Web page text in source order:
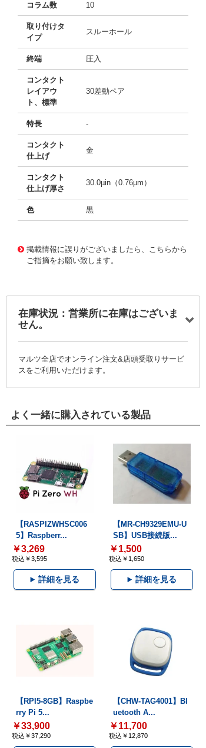
コラム数 10
取り付けタ
イプ
スルーホール
終端 圧入
コンタクト
レイアウ
ト、標準
30差動ペア
特長 -
コンタクト
仕上げ
金
コンタクト
仕上げ厚さ
30.0µin（0.76µm）
色 黒
掲載情報に誤りがございましたら、こちらから
ご指摘をお願い致します。
在庫状況：営業所に在庫はございま
せん。
マルツ全店でオンライン注文&店頭受取りサービ
スをご利用いただけます。
よく一緒に購入されている製品
【RASPIZWHSC006
5】Raspberr...
￥3,269
税込￥3,595
詳細を見る
【MR-CH9329EMU-U
SB】USB接続版...
￥1,500
税込￥1,650
詳細を見る
【RPI5-8GB】Raspbe
rry Pi 5...
￥33,900
税込￥37,290
【CHW-TAG4001】Bl
uetooth A...
￥11,700
税込￥12,870